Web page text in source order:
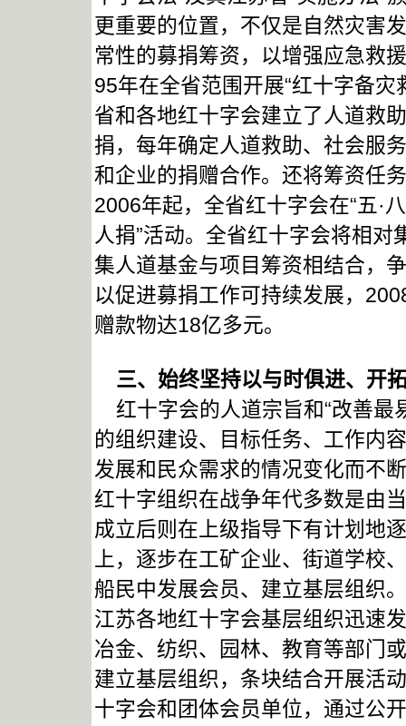
更重要的位置，不仅是自然灾害
常性的募捐筹资，以增强应急救
95年在全省范围开展“红十字备灾
省和各地红十字会建立了人道救
捐，每年确定人道救助、社会服
和企业的捐赠合作。还将筹资任
2006年起，全省红十字会在“五·
人捐”活动。全省红十字会将相
集人道基金与项目筹资相结合，
以促进募捐工作可持续发展，
赠款物达18亿多元。
三、始终坚持以与时俱进、开
红十字会的人道宗旨和“改善最
的组织建设、目标任务、工作内
发展和民众需求的情况变化而不
红十字组织在战争年代多数是由
成立后则在上级指导下有计划地
上，逐步在工矿企业、街道学校
船民中发展会员、建立基层组织
江苏各地红十字会基层组织迅速
冶金、纺织、园林、教育等部门
建立基层组织，条块结合开展活
十字会和团体会员单位，通过公